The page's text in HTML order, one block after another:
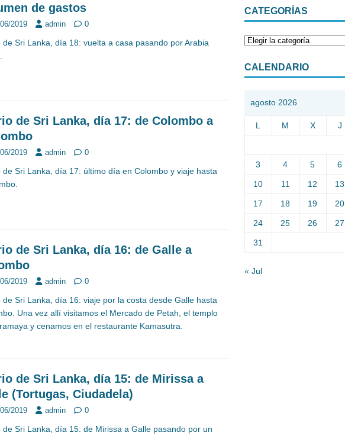
de gastos
2019 admin 0
de Sri Lanka, día 18: vuelta a casa pasando por Arabia
de Sri Lanka, día 17: de Colombo a
2019 admin 0
de Sri Lanka, día 17: último día en Colombo y viaje hasta
de Sri Lanka, día 16: de Galle a
2019 admin 0
de Sri Lanka, día 16: viaje por la costa desde Galle hasta
Una vez allí visitamos el Mercado de Petah, el templo
y cenamos en el restaurante Kamasutra.
de Sri Lanka, día 15: de Mirissa a
(Tortugas, Ciudadela)
2019 admin 0
de Sri Lanka, día 15: de Mirissa a Galle pasando por un
CATEGORÍAS
CALENDARIO
agosto 2026
L M X J
3 4 5 6
10 11 12 13
17 18 19 20
24 25 26 27
31
« Jul